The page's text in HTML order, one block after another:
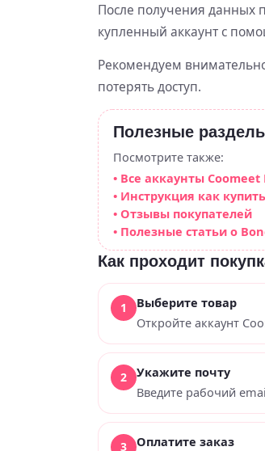
После получения данных
купленный аккаунт с
Рекомендуем
потерять доступ.
Полезные
Посмотрите также:
• Все аккаунты
• Инструкция как купить
• Отзывы покупателей
• Полезные статьи о
Как проходит
Выберите товар
Откройте аккаунт
Укажите почту
Введите рабочий
Оплатите заказ